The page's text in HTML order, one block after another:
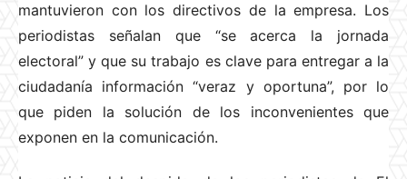
mantuvieron con los directivos de la empresa. Los
periodistas señalan que “se acerca la jornada
electoral” y que su trabajo es clave para entregar a la
ciudadanía información “veraz y oportuna”, por lo
que piden la solución de los inconvenientes que
exponen en la comunicación.